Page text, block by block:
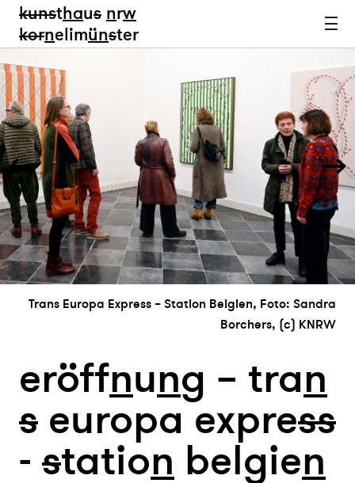
kunsthaus nrw
kornelimünster
Trans Europa Express – Station Belgien, Foto: Sandra
Borchers, (c) KNRW
eröffnung – tran
s europa express
- station belgien